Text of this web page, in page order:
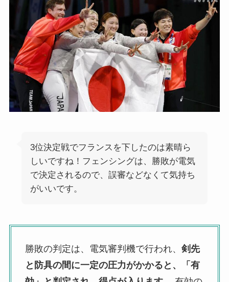
3位決定戦でフランスを下したのは素晴ら
しいですね！フェンシングは、勝敗が電気
で決定されるので、誤審などなくて気持ち
がいいです。
勝敗の判定は、電気審判機で行われ、 剣先
と防具の間に一定の圧力がかかると、「有